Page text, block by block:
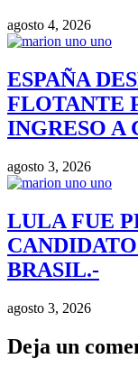
agosto 4, 2026
ESPAÑA
FLOTANTE
INGRESO A
agosto 3, 2026
LULA FUE
BRASIL.-
agosto 3, 2026
Deja un